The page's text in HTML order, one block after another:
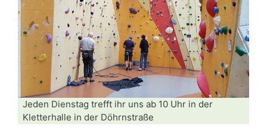
Jeden Dienstag trefft ihr uns ab 10 Uhr in der
Kletterhalle in der Döhrnstraße